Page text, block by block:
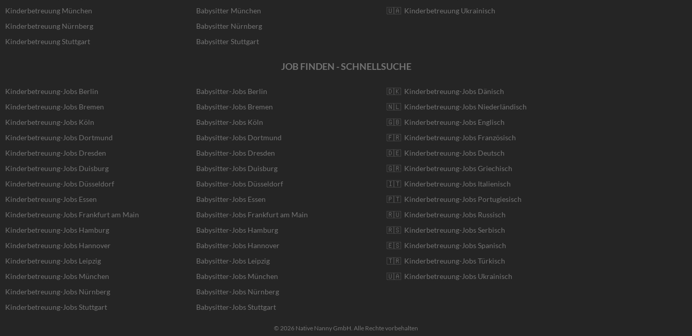
Kinderbetreuung München
Kinderbetreuung Nürnberg
Kinderbetreuung Stuttgart
Babysitter München
Babysitter Nürnberg
Babysitter Stuttgart
🇺🇦 Kinderbetreuung Ukrainisch
JOB FINDEN - SCHNELLSUCHE
Kinderbetreuung-Jobs Berlin
Kinderbetreuung-Jobs Bremen
Kinderbetreuung-Jobs Köln
Kinderbetreuung-Jobs Dortmund
Kinderbetreuung-Jobs Dresden
Kinderbetreuung-Jobs Duisburg
Kinderbetreuung-Jobs Düsseldorf
Kinderbetreuung-Jobs Essen
Kinderbetreuung-Jobs Frankfurt am Main
Kinderbetreuung-Jobs Hamburg
Kinderbetreuung-Jobs Hannover
Kinderbetreuung-Jobs Leipzig
Kinderbetreuung-Jobs München
Kinderbetreuung-Jobs Nürnberg
Kinderbetreuung-Jobs Stuttgart
Babysitter-Jobs Berlin
Babysitter-Jobs Bremen
Babysitter-Jobs Köln
Babysitter-Jobs Dortmund
Babysitter-Jobs Dresden
Babysitter-Jobs Duisburg
Babysitter-Jobs Düsseldorf
Babysitter-Jobs Essen
Babysitter-Jobs Frankfurt am Main
Babysitter-Jobs Hamburg
Babysitter-Jobs Hannover
Babysitter-Jobs Leipzig
Babysitter-Jobs München
Babysitter-Jobs Nürnberg
Babysitter-Jobs Stuttgart
🇩🇰 Kinderbetreuung-Jobs Dänisch
🇳🇱 Kinderbetreuung-Jobs Niederländisch
🇬🇧 Kinderbetreuung-Jobs Englisch
🇫🇷 Kinderbetreuung-Jobs Französisch
🇩🇪 Kinderbetreuung-Jobs Deutsch
🇬🇷 Kinderbetreuung-Jobs Griechisch
🇮🇹 Kinderbetreuung-Jobs Italienisch
🇵🇹 Kinderbetreuung-Jobs Portugiesisch
🇷🇺 Kinderbetreuung-Jobs Russisch
🇷🇸 Kinderbetreuung-Jobs Serbisch
🇪🇸 Kinderbetreuung-Jobs Spanisch
🇹🇷 Kinderbetreuung-Jobs Türkisch
🇺🇦 Kinderbetreuung-Jobs Ukrainisch
© 2026 Native Nanny GmbH. Alle Rechte vorbehalten